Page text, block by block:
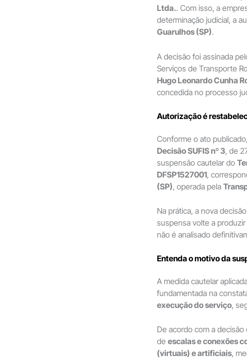
Ltda.. Com isso, a
determinação judicial, a
Guarulhos (SP).
A decisão foi assinada
Serviços de Transporte
Hugo Leonardo Cunha
concedida no processo
Autorização é
Conforme o ato
Decisão SUFIS nº 3, de
suspensão cautelar do
DFSP1527001,
(SP), operada pela
Na prática, a nova
suspensa volte a
não é analisado
Entenda o motivo da
A medida cautelar
fundamentada na
execução do serviço,
De acordo com a
de escalas e conexões
(virtuais) e artificiais,